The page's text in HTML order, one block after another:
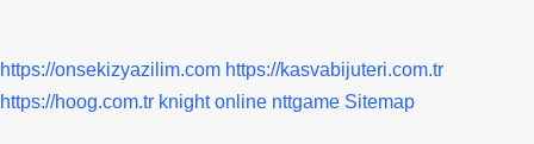
https://onsekizyazilim.com https://kasvabijuteri.com.tr
https://hoog.com.tr knight online nttgame Sitemap